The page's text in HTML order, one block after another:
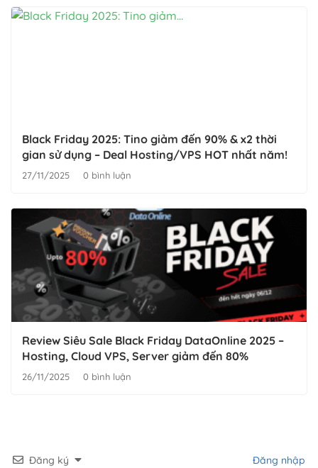
Black Friday 2025: Tino giảm đến 90% & x2 thời
gian sử dụng – Deal Hosting/VPS HOT nhất năm!
27/11/2025 0 bình luận
Review Siêu Sale Black Friday DataOnline 2025 –
Hosting, Cloud VPS, Server giảm đến 80%
26/11/2025 0 bình luận
Đăng ký Đăng nhập